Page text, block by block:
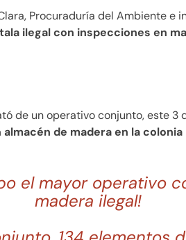
Procuraduría del Ambiente e
ilegal con inspecciones en
de un operativo conjunto, este 3
de madera en la colonia
el mayor operativo
madera ilegal!